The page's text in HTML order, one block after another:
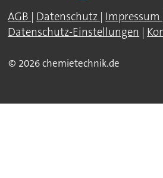
AGB | Datenschutz | Impressum
Datenschutz-Einstellungen |
© 2026 chemietechnik.de